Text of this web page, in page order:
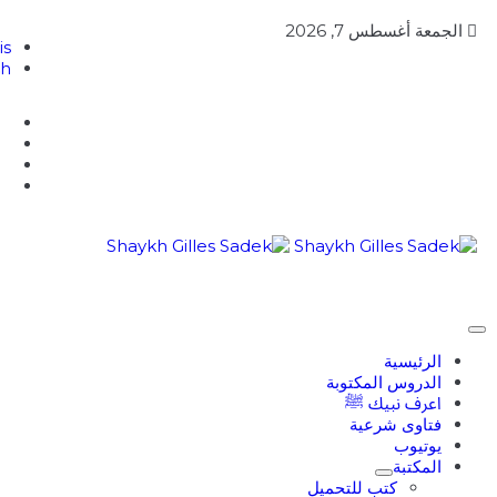
الجمعة أغسطس 7, 2026
الرئيسية
الدروس المكتوبة
اعرف نبيك ﷺ
فتاوى شرعية
يوتيوب
المكتبة
كتب للتحميل